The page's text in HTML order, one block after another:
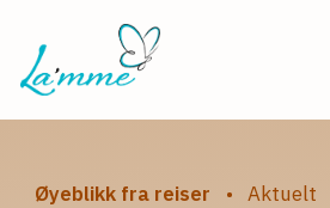
Øyeblikk fra reiser • Aktuelt